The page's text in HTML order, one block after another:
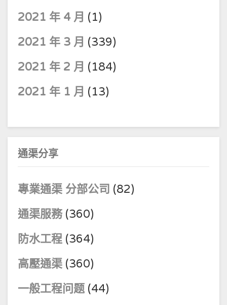
2021 年 4 月 (1)
2021 年 3 月 (339)
2021 年 2 月 (184)
2021 年 1 月 (13)
通渠分享
專業通渠 分部公司 (82)
通渠服務 (360)
防水工程 (364)
高壓通渠 (360)
一般工程问题 (44)